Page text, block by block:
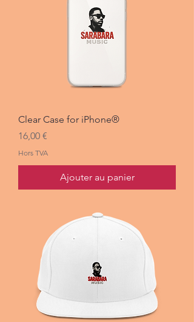
Clear Case for iPhone®
Prix
16,00 €
Hors TVA
Ajouter au panier